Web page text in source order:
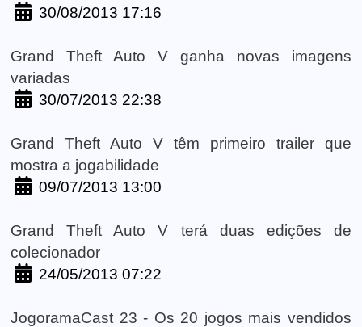
30/08/2013 17:16
Grand Theft Auto V ganha novas imagens
variadas
30/07/2013 22:38
Grand Theft Auto V têm primeiro trailer que
mostra a jogabilidade
09/07/2013 13:00
Grand Theft Auto V terá duas edições de
colecionador
24/05/2013 07:22
JogoramaCast 23 - Os 20 jogos mais vendidos